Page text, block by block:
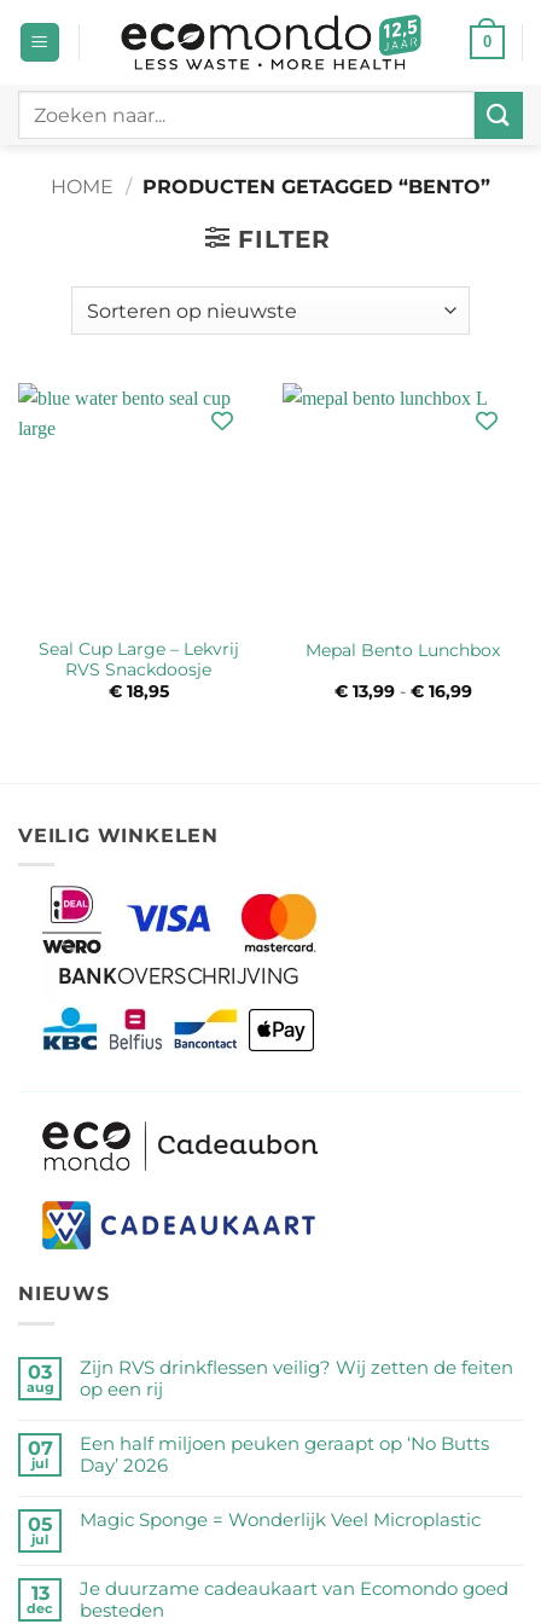
naar
0
Zoeken
HOME / PRODUCTEN GETAGGED “BENTO”
FILTER
Seal Cup Large – Lekvrij
RVS Snackdoosje
€18,95
Mepal Bento Lunchbox
€13,99 - €16,99
VEILIG WINKELEN
NIEUWS
03
aug
Zijn RVS drinkflessen veilig? Wij zetten de feiten
op een rij
reacties
op
Zijn
drinkflessen
zetten
de
07
jul
Een half miljoen peuken geraapt op ‘No Butts
Day’ 2026
reacties
half
miljoen
05
jul
Magic Sponge = Wonderlijk Veel Microplastic
op
Magic
13
dec
Je duurzame cadeaukaart van Ecomondo goed
besteden